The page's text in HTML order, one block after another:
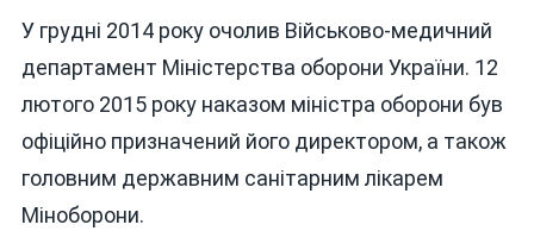
У грудні 2014 року очолив Військово-медичний
департамент Міністерства оборони України. 12
лютого 2015 року наказом міністра оборони був
офіційно призначений його директором, а також
головним державним санітарним лікарем
Міноборони.